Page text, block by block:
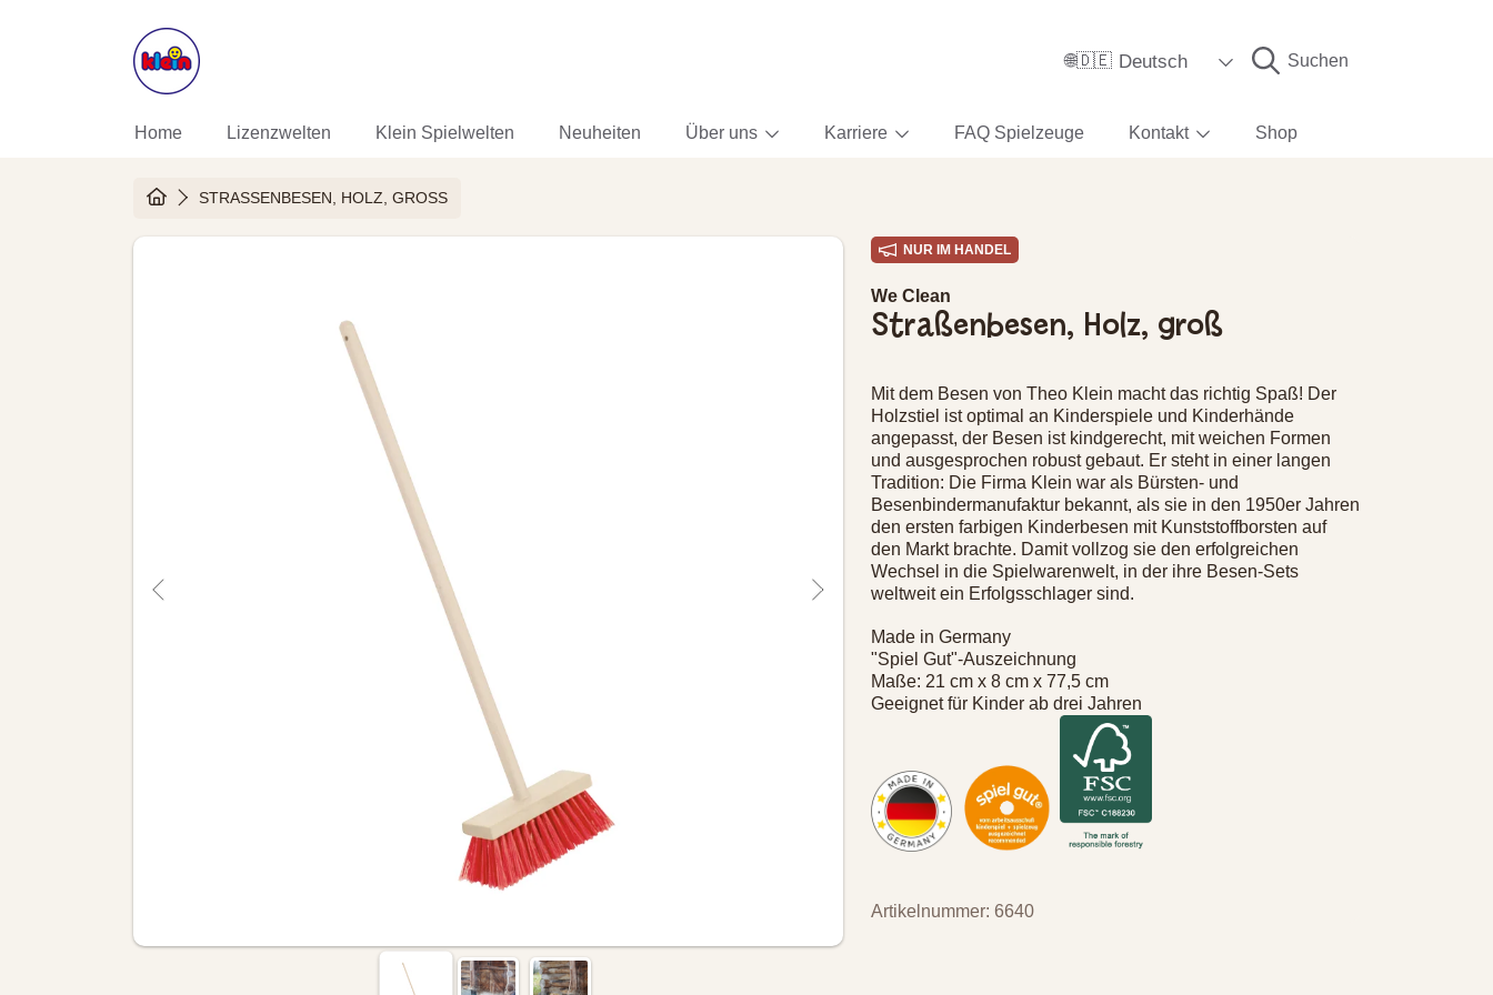
DIREKT ZUM INHALT
🌐🇩🇪 Deutsch Suchen
Home Lizenzwelten Klein Spielwelten Neuheiten Über uns Karriere FAQ Spielzeuge Kontakt Shop
HOMESTRASSENBESEN, HOLZ, GROSS
NUR IM HANDEL
We Clean
Straßenbesen, Holz, groß
Mit dem Besen von Theo Klein macht das richtig Spaß! Der
Holzstiel ist optimal an Kinderspiele und Kinderhände
angepasst, der Besen ist kindgerecht, mit weichen Formen
und ausgesprochen robust gebaut. Er steht in einer langen
Tradition: Die Firma Klein war als Bürsten- und
Besenbindermanufaktur bekannt, als sie in den 1950er Jahren
den ersten farbigen Kinderbesen mit Kunststoffborsten auf
den Markt brachte. Damit vollzog sie den erfolgreichen
Wechsel in die Spielwarenwelt, in der ihre Besen-Sets
weltweit ein Erfolgsschlager sind.
Made in Germany
"Spiel Gut"-Auszeichnung
Maße: 21 cm x 8 cm x 77,5 cm
Geeignet für Kinder ab drei Jahren
Artikelnummer: 6640